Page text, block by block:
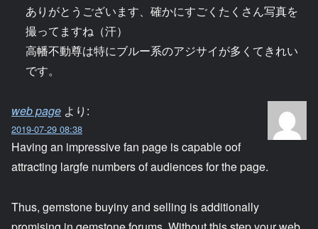
ありがとうございます、確かにすごくたくさん写真を
撮ってますね（汗）
高幡不動尊は特にブルー系のアジサイが多くてきれい
です。
web page より:
2019-07-29 08:38
Having an impressive fan page is capable oof
attracting largfe numbers of audiences for the page.
Thus, gemstone buyiny and selling is additionally